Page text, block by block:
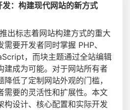
：构建现代网站的新方式
出标志着网站构建方式的重大
要开发者同时掌握 PHP、
，而块主题通过全站编辑
建成为可能。对于网站所有者
低了定制网站外观的门槛，
需要的灵活性和扩展性。本文
构设计、核心配置和实际开发